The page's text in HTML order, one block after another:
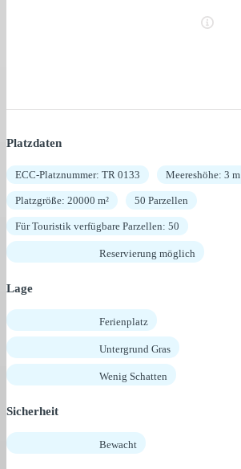
Platzdaten
ECC-Platznummer: TR 0133 Meereshöhe: 3 m
Platzgröße: 20000 m² 50 Parzellen
Für Touristik verfügbare Parzellen: 50
Reservierung möglich
Lage
Ferienplatz
Untergrund Gras
Wenig Schatten
Sicherheit
Bewacht